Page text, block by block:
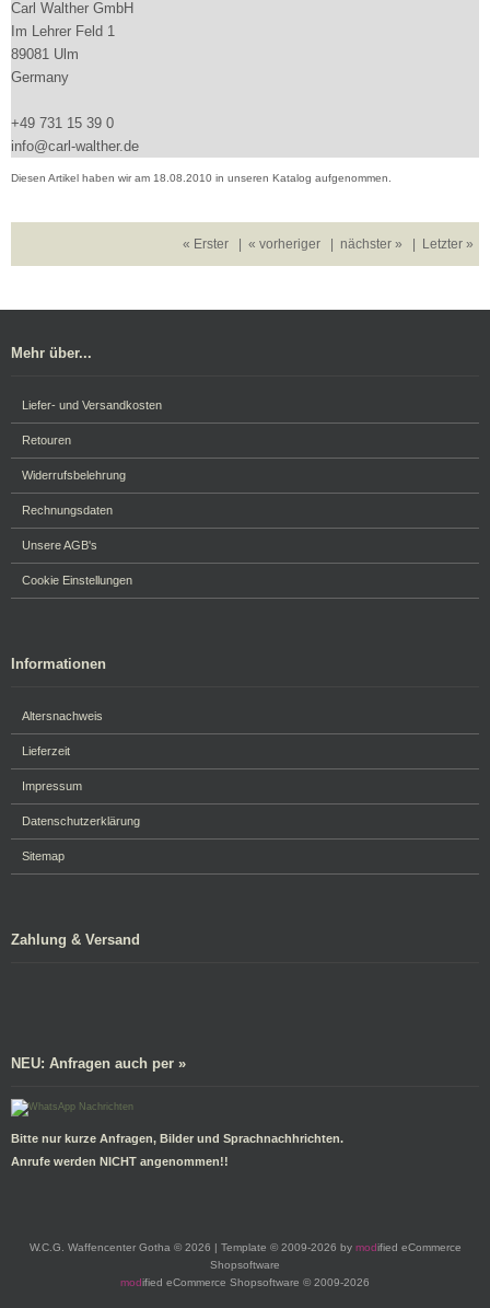
Carl Walther GmbH
Im Lehrer Feld 1
89081 Ulm
Germany
+49 731 15 39 0
info@carl-walther.de
Diesen Artikel haben wir am 18.08.2010 in unseren Katalog aufgenommen.
« Erster « vorheriger nächster » Letzter »
Mehr über...
Liefer- und Versandkosten
Retouren
Widerrufsbelehrung
Rechnungsdaten
Unsere AGB's
Cookie Einstellungen
Informationen
Altersnachweis
Lieferzeit
Impressum
Datenschutzerklärung
Sitemap
Zahlung & Versand
NEU: Anfragen auch per »
Bitte nur kurze Anfragen, Bilder und Sprachnachhrichten.
Anrufe werden NICHT angenommen!!
W.C.G. Waffencenter Gotha © 2026 | Template © 2009-2026 by modified eCommerce
Shopsoftware
modified eCommerce Shopsoftware © 2009-2026